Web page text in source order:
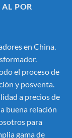
POR
en China.
el proceso de
y posventa.
a precios de
buena relación
para
gama de